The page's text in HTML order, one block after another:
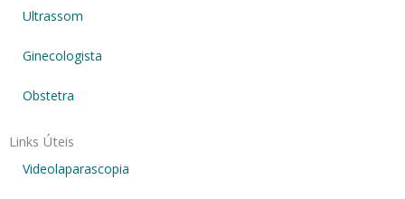
Ultrassom
Ginecologista
Obstetra
Links Úteis
Videolaparascopia